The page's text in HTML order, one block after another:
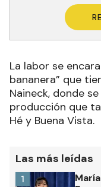
La labor se
bananera” que
Naineck, donde
producción que
Hé y Buena Vista.
Las más leídas
1